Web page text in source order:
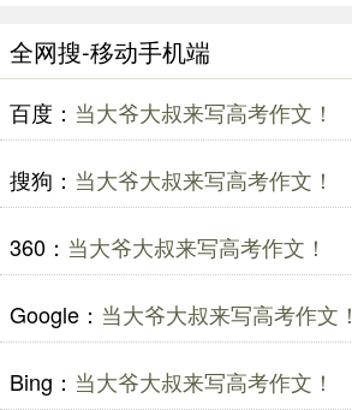
全网搜-移动手机端
百度： 当大爷大叔来写高考作文！
搜狗： 当大爷大叔来写高考作文！
360： 当大爷大叔来写高考作文！
Google： 当大爷大叔来写高考作文！
Bing： 当大爷大叔来写高考作文！